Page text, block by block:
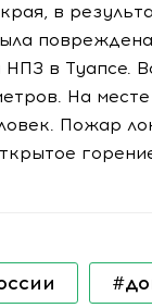
в
повреждена
в Туапсе.
На месте
Пожар